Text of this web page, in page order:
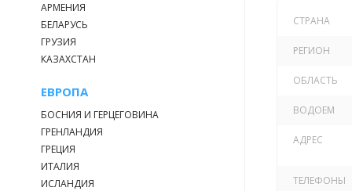
АРМЕНИЯ
БЕЛАРУСЬ
ГРУЗИЯ
КАЗАХСТАН
ЕВРОПА
БОСНИЯ И ГЕРЦЕГОВИНА
ГРЕНЛАНДИЯ
ГРЕЦИЯ
ИТАЛИЯ
ИСЛАНДИЯ
СТРАНА
РЕГИОН
ОБЛАСТЬ
ВОДОЕМ
АДРЕС
ТЕЛЕФОНЫ